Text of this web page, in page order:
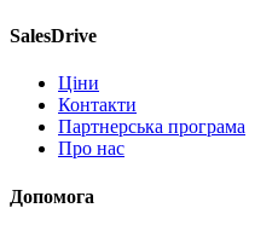
SalesDrive
Ціни
Контакти
Партнерська програма
Про нас
Допомога